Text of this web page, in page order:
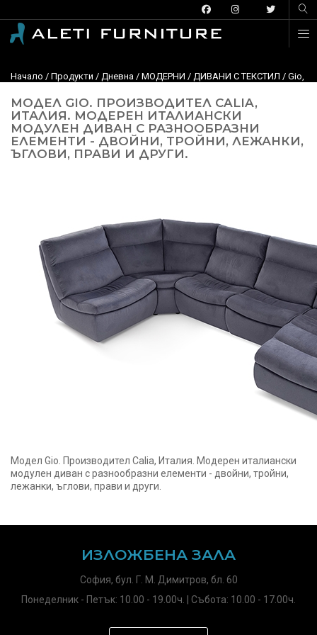
Начало / Продукти / Дневна / МОДЕРНИ / ДИВАНИ С ТЕКСТИЛ / Gio,
МОДЕЛ GIO. ПРОИЗВОДИТЕЛ CALIA,
ИТАЛИЯ. МОДЕРЕН ИТАЛИАНСКИ
МОДУЛЕН ДИВАН С РАЗНООБРАЗНИ
ЕЛЕМЕНТИ - ДВОЙНИ, ТРОЙНИ, ЛЕЖАНКИ,
ЪГЛОВИ, ПРАВИ И ДРУГИ.
Модел Gio. Производител Calia, Италия. Модерен италиански
модулен диван с разнообразни елементи - двойни, тройни,
лежанки, ъглови, прави и други.
ИЗЛОЖБЕНА ЗАЛА
София, бул. Г. М. Димитров, бл. 60
Понеделник - Петък: 10.00 - 19.00ч. | Събота: 10.00 - 17.00ч.